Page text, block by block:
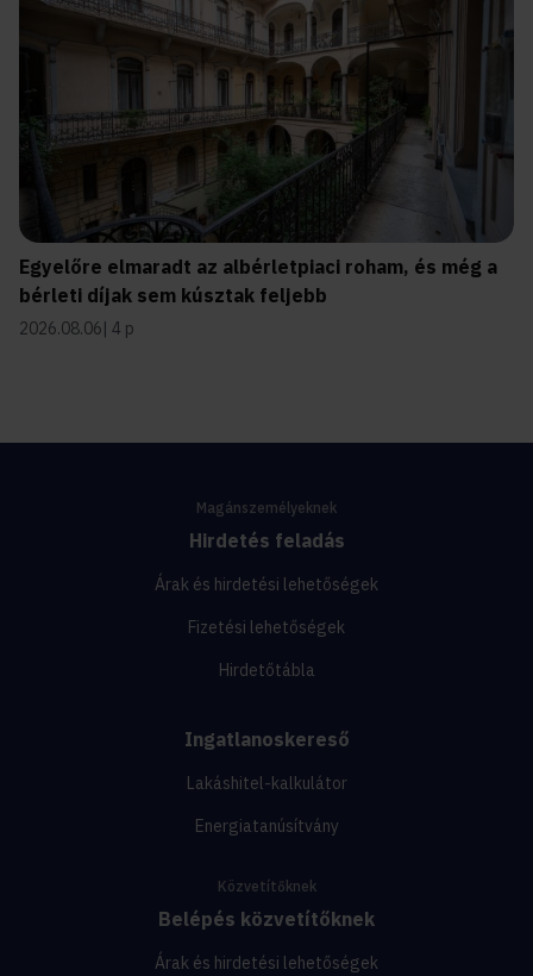
Egyelőre elmaradt az albérletpiaci roham, és még a
bérleti díjak sem kúsztak feljebb
2026.08.06 4 p
Magánszemélyeknek
Hirdetés feladás
Árak és hirdetési lehetőségek
Fizetési lehetőségek
Hirdetőtábla
Ingatlanoskereső
Lakáshitel-kalkulátor
Energiatanúsítvány
Közvetítőknek
Belépés közvetítőknek
Árak és hirdetési lehetőségek